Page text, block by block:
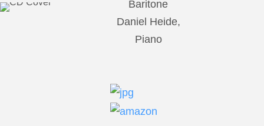
Baritone
Daniel Heide,
Piano